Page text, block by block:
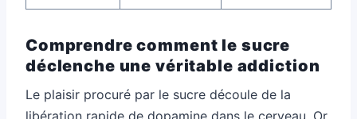
Comprendre comment le sucre
déclenche une véritable addiction
Le plaisir procuré par le sucre découle de la
libération rapide de dopamine dans le cerveau. Or,